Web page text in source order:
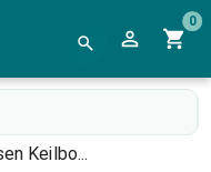
0
Keilbo...